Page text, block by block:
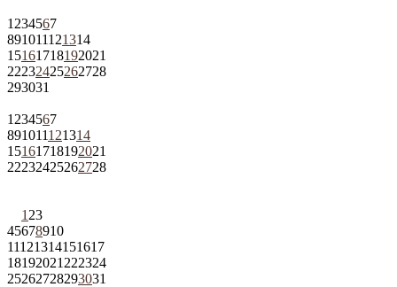
1 234567
891011121314
15161718192021
22232425262728
293031
1 234567
891011121314
15161718192021
22232425262728
1 23
45678910
11121314151617
18192021 222324
25262728293031